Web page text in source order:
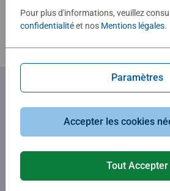
Consignes d'évaluation
Abonnez-vous à notre
et recevez un bon d'achat de 5€.
Pour plus d'informations, veuillez
confidentialitéet nos Mentions légales.
Paramètres
Accepter les cookies
Tout Accepter